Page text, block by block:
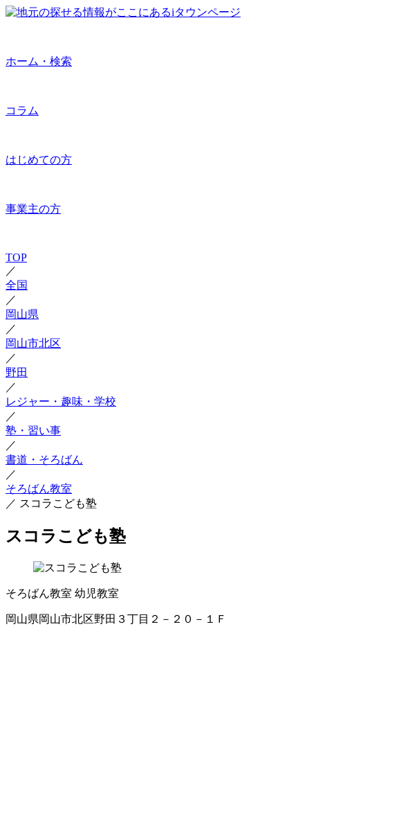
ホーム・検索
コラム
はじめての方
事業主の方
TOP
／
全国
／
岡山県
／
岡山市北区
／
野田
／
レジャー・趣味・学校
／
塾・習い事
／
書道・そろばん
／
そろばん教室
／ スコラこども塾
スコラこども塾
そろばん教室 幼児教室
岡山県岡山市北区野田３丁目２－２０－１Ｆ